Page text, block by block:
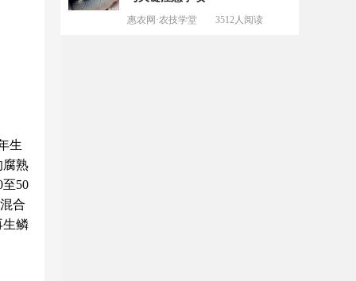
生
腐熟
50
合
生鳞
惠农网·农技学堂 3512人阅读